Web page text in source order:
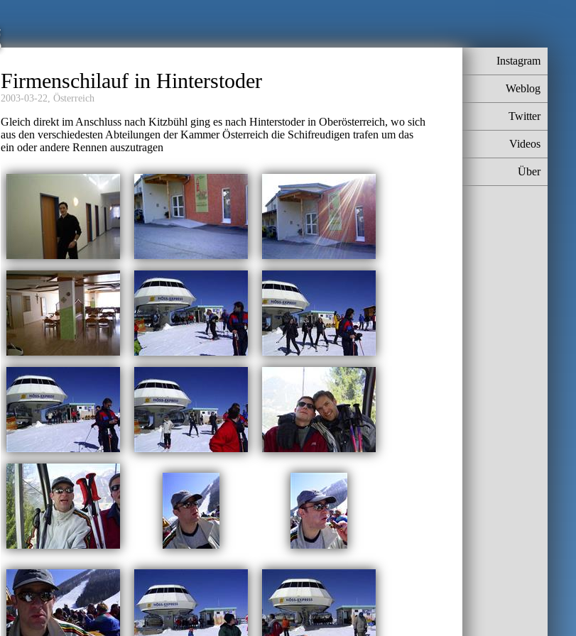
Instagram
Weblog
Twitter
Videos
Über
Firmenschilauf in Hinterstoder
2003-03-22, Österreich
Gleich direkt im Anschluss nach Kitzbühl ging es nach Hinterstoder in Oberösterreich, wo sich
aus den verschiedesten Abteilungen der Kammer Österreich die Schifreudigen trafen um das
ein oder andere Rennen auszutragen